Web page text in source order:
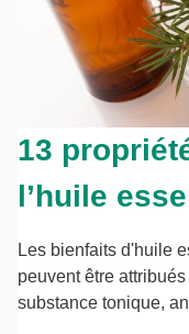
13
l’huile
Les bienfaits d'huile
peuvent être
substance tonique,